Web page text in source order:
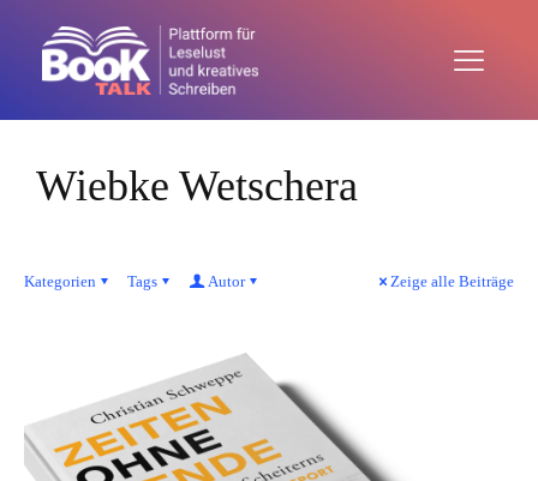
Wiebke Wetschera
Kategorien Tags Autor Zeige alle Beiträge